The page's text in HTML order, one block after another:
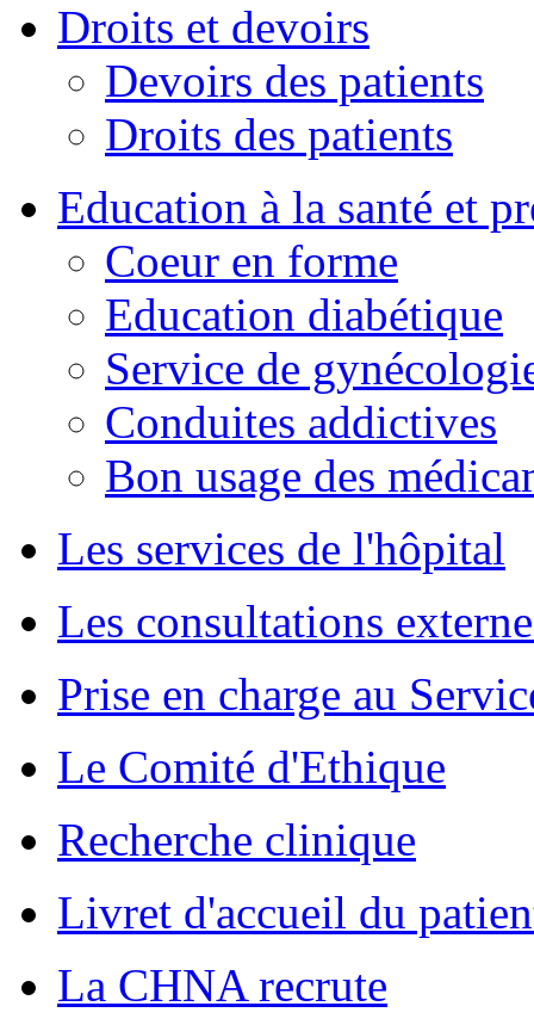
Droits et devoirs
Devoirs des patients
Droits des patients
Education à la santé et
Coeur en forme
Education diabétique
Service de
Conduites addictives
Bon usage des
Les services de l'hôpital
Les consultations
Prise en charge au
Le Comité d'Ethique
Recherche clinique
Livret d'accueil du
La CHNA recrute